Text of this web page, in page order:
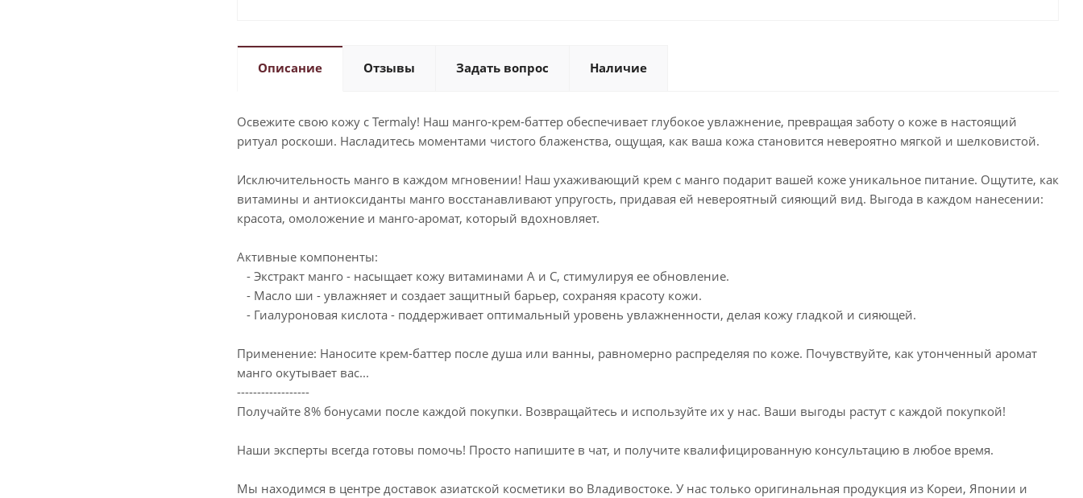
Описание Отзывы Задать вопрос Наличие
Освежите свою кожу с Termaly! Наш манго-крем-баттер обеспечивает глубокое увлажнение, превращая заботу о коже в настоящий
ритуал роскоши. Насладитесь моментами чистого блаженства, ощущая, как ваша кожа становится невероятно мягкой и шелковистой.
Исключительность манго в каждом мгновении! Наш ухаживающий крем с манго подарит вашей коже уникальное питание. Ощутите, как
витамины и антиоксиданты манго восстанавливают упругость, придавая ей невероятный сияющий вид. Выгода в каждом нанесении:
красота, омоложение и манго-аромат, который вдохновляет.
Активные компоненты:
- Экстракт манго - насыщает кожу витаминами А и С, стимулируя ее обновление.
- Масло ши - увлажняет и создает защитный барьер, сохраняя красоту кожи.
- Гиалуроновая кислота - поддерживает оптимальный уровень увлажненности, делая кожу гладкой и сияющей.
Применение: Наносите крем-баттер после душа или ванны, равномерно распределяя по коже. Почувствуйте, как утонченный аромат
манго окутывает вас...
------------------
Получайте 8% бонусами после каждой покупки. Возвращайтесь и используйте их у нас. Ваши выгоды растут с каждой покупкой!
Наши эксперты всегда готовы помочь! Просто напишите в чат, и получите квалифицированную консультацию в любое время.
Мы находимся в центре доставок азиатской косметики во Владивостоке. У нас только оригинальная продукция из Кореи, Японии и